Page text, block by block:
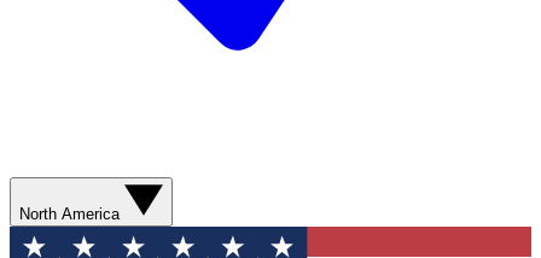
North America